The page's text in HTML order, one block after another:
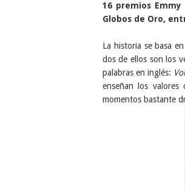
16 premios Emmy
Globos de Oro,
La historia se basa
dos de ellos son los
palabras en inglés:
enseñan los
momentos bastante